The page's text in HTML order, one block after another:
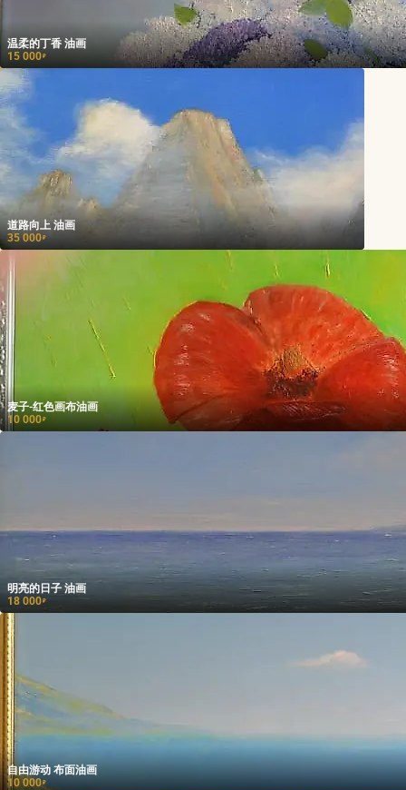
温柔的丁香 油画
15 000₽
道路向上 油画
35 000₽
麦子-红色画布油画
10 000₽
明亮的日子 油画
18 000₽
自由游动 布面油画
10 000₽